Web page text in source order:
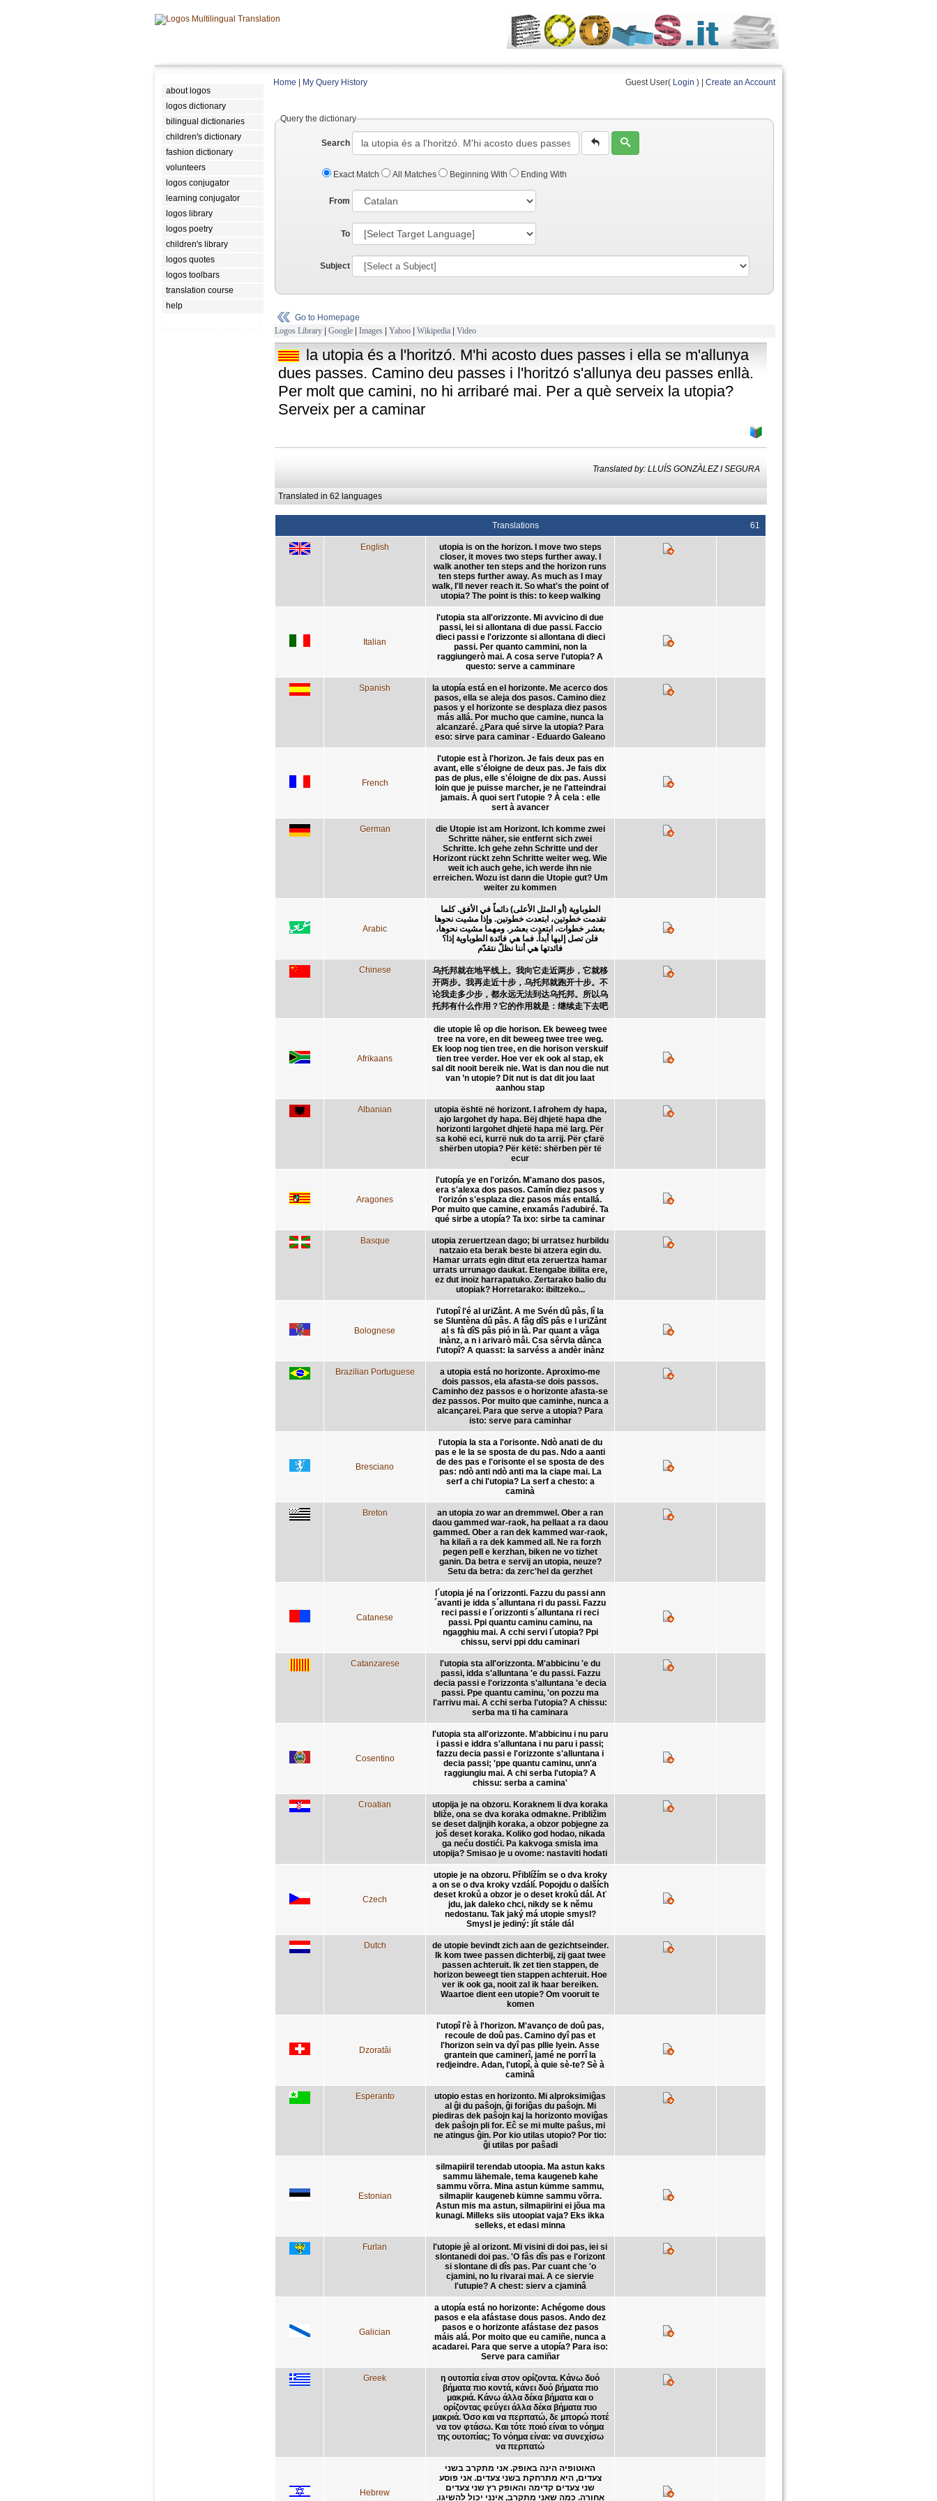
about logos
logos dictionary
bilingual dictionaries
children's dictionary
fashion dictionary
volunteers
logos conjugator
learning conjugator
logos library
logos poetry
children's library
logos quotes
logos toolbars
translation course
help
Home My Query History Guest User( Login ) | Create an Account
Query the dictionary
Search
Exact Match All Matches Beginning With Ending With
From
To
Subject
Go to Homepage
Logos Library | Google | Images | Yahoo | Wikipedia | Video
la utopia és a l'horitzó. M'hi acosto dues passes i ella se m'allunya
dues passes. Camino deu passes i l'horitzó s'allunya deu passes enllà.
Per molt que camini, no hi arribaré mai. Per a què serveix la utopia?
Serveix per a caminar
Translated by: LLUÍS GONZÀLEZ I SEGURA
Translated in 62 languages
Translations 61
English
utopia is on the horizon. I move two steps
closer, it moves two steps further away. I
walk another ten steps and the horizon runs
ten steps further away. As much as I may
walk, I'll never reach it. So what's the point of
utopia? The point is this: to keep walking
Italian
l'utopia sta all'orizzonte. Mi avvicino di due
passi, lei si allontana di due passi. Faccio
dieci passi e l'orizzonte si allontana di dieci
passi. Per quanto cammini, non la
raggiungerò mai. A cosa serve l'utopia? A
questo: serve a camminare
Spanish
la utopía está en el horizonte. Me acerco dos
pasos, ella se aleja dos pasos. Camino diez
pasos y el horizonte se desplaza diez pasos
más allá. Por mucho que camine, nunca la
alcanzaré. ¿Para qué sirve la utopia? Para
eso: sirve para caminar - Eduardo Galeano
French
l'utopie est à l'horizon. Je fais deux pas en
avant, elle s'éloigne de deux pas. Je fais dix
pas de plus, elle s'éloigne de dix pas. Aussi
loin que je puisse marcher, je ne l'atteindrai
jamais. À quoi sert l'utopie ? À cela : elle
sert à avancer
German
die Utopie ist am Horizont. Ich komme zwei
Schritte näher, sie entfernt sich zwei
Schritte. Ich gehe zehn Schritte und der
Horizont rückt zehn Schritte weiter weg. Wie
weit ich auch gehe, ich werde ihn nie
erreichen. Wozu ist dann die Utopie gut? Um
weiter zu kommen
Arabic
الطوباوية (أو المثل الأعلى) دائماً في الأفق. كلما
تقدمت خطوتين، ابتعدت خطوتين. وإذا مشيت نحوها
بعشر خطوات، ابتعدت بعشر. ومهما مشيت نحوها،
فلن تصل إليها أبداً. فما هي فائدة الطوباوية إذا؟
فائدتها هي أننا نظلّ نتقدّم
Chinese
乌托邦就在地平线上。我向它走近两步，它就移
开两步。我再走近十步，乌托邦就跑开十步。不
论我走多少步，都永远无法到达乌托邦。所以乌
托邦有什么作用？它的作用就是：继续走下去吧
Afrikaans
die utopie lê op die horison. Ek beweeg twee
tree na vore, en dit beweeg twee tree weg.
Ek loop nog tien tree, en die horison verskuif
tien tree verder. Hoe ver ek ook al stap, ek
sal dit nooit bereik nie. Wat is dan nou die nut
van ’n utopie? Dit nut is dat dit jou laat
aanhou stap
Albanian
utopia është në horizont. I afrohem dy hapa,
ajo largohet dy hapa. Bëj dhjetë hapa dhe
horizonti largohet dhjetë hapa më larg. Për
sa kohë eci, kurrë nuk do ta arrij. Për çfarë
shërben utopia? Për këtë: shërben për të
ecur
Aragones
l'utopía ye en l'orizón. M'amano dos pasos,
era s'alexa dos pasos. Camín diez pasos y
l'orizón s'esplaza diez pasos más entallá.
Por muito que camine, enxamás l'adubiré. Ta
qué sirbe a utopía? Ta ixo: sirbe ta caminar
Basque
utopia zeruertzean dago; bi urratsez hurbildu
natzaio eta berak beste bi atzera egin du.
Hamar urrats egin ditut eta zeruertza hamar
urrats urrunago daukat. Etengabe ibilita ere,
ez dut inoiz harrapatuko. Zertarako balio du
utopiak? Horretarako: ibiltzeko...
Bolognese
l'utopî l'é al uriZånt. A me Svén dû pâs, lî la
se Sluntèna dû pâs. A fâg dîS pâs e l uriZånt
al s fà dîS pâs pió in là. Par quant a vâga
inànz, a n i arivarò mâi. Csa sêrvla dånca
l'utopî? A quasst: la sarvéss a andèr inànz
Brazilian Portuguese
a utopia está no horizonte. Aproximo-me
dois passos, ela afasta-se dois passos.
Caminho dez passos e o horizonte afasta-se
dez passos. Por muito que caminhe, nunca a
alcançarei. Para que serve a utopia? Para
isto: serve para caminhar
Bresciano
l'utopia la sta a l'orisonte. Ndò anati de du
pas e le la se sposta de du pas. Ndo a aanti
de des pas e l'orisonte el se sposta de des
pas: ndò anti ndò anti ma la ciape mai. La
serf a chi l'utopia? La serf a chesto: a
caminà
Breton
an utopia zo war an dremmwel. Ober a ran
daou gammed war-raok, ha pellaat a ra daou
gammed. Ober a ran dek kammed war-raok,
ha kilañ a ra dek kammed all. Ne ra forzh
pegen pell e kerzhan, biken ne vo tizhet
ganin. Da betra e servij an utopia, neuze?
Setu da betra: da zerc'hel da gerzhet
Catanese
l´utopia jé na l´orizzonti. Fazzu du passi ann
´avanti je idda s´alluntana ri du passi. Fazzu
reci passi e l´orizzonti s´alluntana ri reci
passi. Ppi quantu caminu caminu, na
ngagghiu mai. A cchi servi l´utopia? Ppi
chissu, servi ppi ddu caminari
Catanzarese
l'utopia sta all'orizzonta. M'abbicinu 'e du
passi, idda s'alluntana 'e du passi. Fazzu
decia passi e l'orizzonta s'alluntana 'e decia
passi. Ppe quantu caminu, 'on pozzu ma
l'arrivu mai. A cchi serba l'utopia? A chissu:
serba ma ti ha caminara
Cosentino
l'utopia sta all'orizzonte. M'abbicinu i nu paru
i passi e iddra s'alluntana i nu paru i passi;
fazzu decia passi e l'orizzonte s'alluntana i
decia passi; 'ppe quantu caminu, unn'a
raggiungiu mai. A chi serba l'utopia? A
chissu: serba a camina'
Croatian
utopija je na obzoru. Koraknem li dva koraka
bliže, ona se dva koraka odmakne. Približim
se deset daljnjih koraka, a obzor pobjegne za
još deset koraka. Koliko god hodao, nikada
ga neću dostići. Pa kakvoga smisla ima
utopija? Smisao je u ovome: nastaviti hodati
Czech
utopie je na obzoru. Přiblížím se o dva kroky
a on se o dva kroky vzdálí. Popojdu o dalších
deset kroků a obzor je o deset kroků dál. Ať
jdu, jak daleko chci, nikdy se k němu
nedostanu. Tak jaký má utopie smysl?
Smysl je jediný: jít stále dál
Dutch
de utopie bevindt zich aan de gezichtseinder.
Ik kom twee passen dichterbij, zij gaat twee
passen achteruit. Ik zet tien stappen, de
horizon beweegt tien stappen achteruit. Hoe
ver ik ook ga, nooit zal ik haar bereiken.
Waartoe dient een utopie? Om vooruit te
komen
Dzoratâi
l'utopî l'è à l'horizon. M'avanço de doû pas,
recoule de doû pas. Camino dyî pas et
l'horizon sein va dyî pas pllie lyein. Asse
grantein que caminerî, jamé ne porrî la
redjeindre. Adan, l'utopî, à quie sè-te? Sè à
caminâ
Esperanto
utopio estas en horizonto. Mi alproksimiĝas
al ĝi du paŝojn, ĝi foriĝas du paŝojn. Mi
piediras dek paŝojn kaj la horizonto moviĝas
dek paŝojn pli for. Eĉ se mi multe paŝus, mi
ne atingus ĝin. Por kio utilas utopio? Por tio:
ĝi utilas por paŝadi
Estonian
silmapiiril terendab utoopia. Ma astun kaks
sammu lähemale, tema kaugeneb kahe
sammu võrra. Mina astun kümme sammu,
silmapiir kaugeneb kümne sammu võrra.
Astun mis ma astun, silmapiirini ei jõua ma
kunagi. Milleks siis utoopiat vaja? Eks ikka
selleks, et edasi minna
Furlan
l'utopie jè al orizont. Mi visini di doi pas, iei si
slontanedi doi pas. 'O fâs dîs pas e l'orizont
si slontane di dîs pas. Par cuant che 'o
cjamini, no lu rivarai mai. A ce siervie
l'utupie? A chest: sierv a cjaminâ
Galician
a utopía está no horizonte: Achégome dous
pasos e ela afástase dous pasos. Ando dez
pasos e o horizonte afástase dez pasos
máis alá. Por moito que eu camiñe, nunca a
acadarei. Para que serve a utopía? Para iso:
Serve para camiñar
Greek
η ουτοπία είναι στον ορίζοντα. Κάνω δυό
βήματα πιο κοντά, κάνει δυό βήματα πιο
μακριά. Κάνω άλλα δέκα βήματα και ο
ορίζοντας φεύγει άλλα δέκα βήματα πιο
μακριά. Όσο και να περπατώ, δε μπορώ ποτέ
να τον φτάσω. Και τότε ποιό είναι το νόημα
της ουτοπίας; Το νόημα είναι: να συνεχίσω
να περπατώ
Hebrew
האוטופיה הינה באופק. אני מתקרב בשני
צעדים, היא מתרחקת בשני צעדים. אני פוסע
שני צעדים קדימה והאופק רץ שני צעדים
אחורה. כמה שאני מתקרב, אינני יכול להשיגו.